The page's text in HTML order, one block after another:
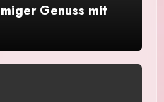
Genuss mit